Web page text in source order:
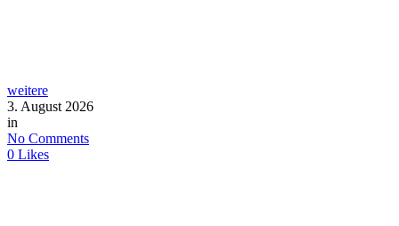
weitere
3. August 2026
in
No Comments
0 Likes